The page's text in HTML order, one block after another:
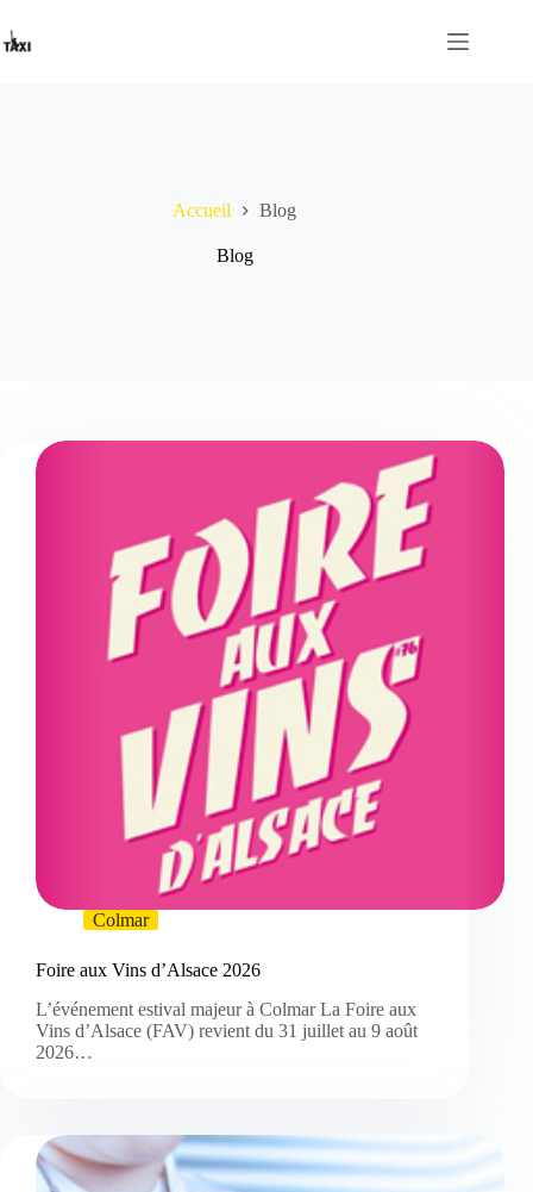
au
contenu
Accueil Blog
Blog
Colmar
Foire aux Vins d’Alsace 2026
L’événement estival majeur à Colmar La Foire aux
Vins d’Alsace (FAV) revient du 31 juillet au 9 août
2026…